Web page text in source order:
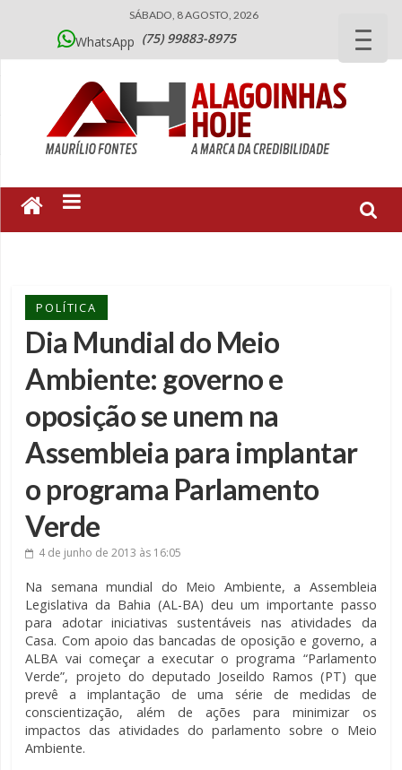
SÁBADO, 8 AGOSTO, 2026
WhatsApp (75) 99883-8975
POLÍTICA
Dia Mundial do Meio
Ambiente: governo e
oposição se unem na
Assembleia para implantar
o programa Parlamento
Verde
4 de junho de 2013 às 16:05
Na semana mundial do Meio Ambiente, a Assembleia
Legislativa da Bahia (AL-BA) deu um importante passo
para adotar iniciativas sustentáveis nas atividades da
Casa. Com apoio das bancadas de oposição e governo, a
ALBA vai começar a executar o programa “Parlamento
Verde”, projeto do deputado Joseildo Ramos (PT) que
prevê a implantação de uma série de medidas de
conscientização, além de ações para minimizar os
impactos das atividades do parlamento sobre o Meio
Ambiente.